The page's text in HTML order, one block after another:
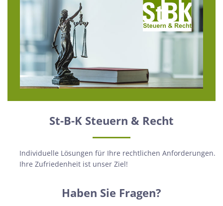
St-B-K Steuern & Recht
Individuelle Lösungen für Ihre rechtlichen Anforderungen.
Ihre Zufriedenheit ist unser Ziel!
Haben Sie Fragen?